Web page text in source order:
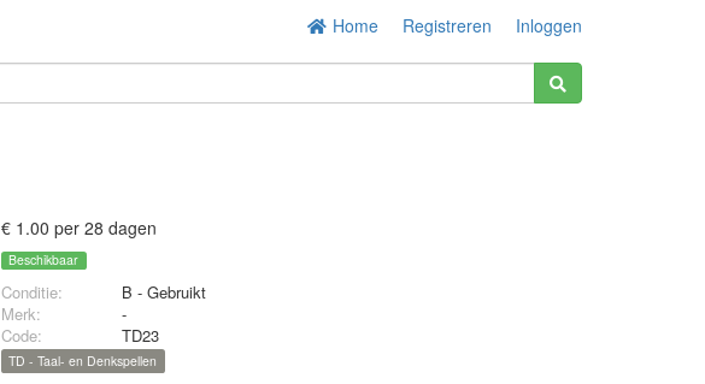
Home Registreren Inloggen
€ 1.00 per 28 dagen
Beschikbaar
Conditie:
B - Gebruikt
Merk:
-
Code:
TD23
TD - Taal- en Denkspellen